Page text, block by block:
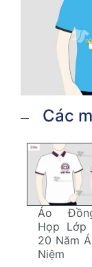
Các
Áo
Họp Lớp
20 Năm
Niệm